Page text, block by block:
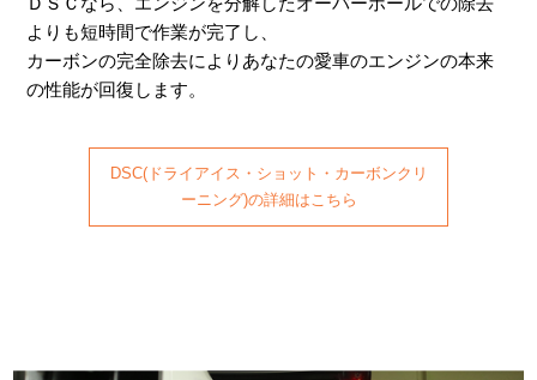
よりも短時間で作業が完了し、
カーボンの完全除去によりあなたの愛車のエンジンの本来
の性能が回復します。
DSC(ドライアイス・ショット・カーボンクリ
ーニング)の詳細はこちら